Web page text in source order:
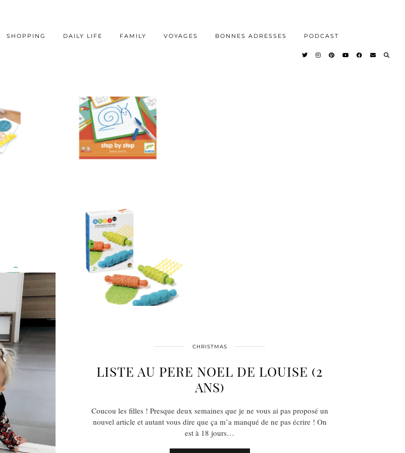
SHOPPING DAILY LIFE FAMILY VOYAGES BONNES ADRESSES PODCAST
CHRISTMAS
LISTE AU PERE NOEL DE LOUISE (2
ANS)
Coucou les filles ! Presque deux semaines que je ne vous ai pas proposé un
nouvel article et autant vous dire que ça m’a manqué de ne pas écrire ! On
est à 18 jours…